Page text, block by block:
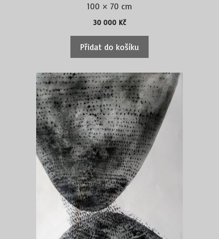
100 × 70 cm
30 000 Kč
Přidat do košíku